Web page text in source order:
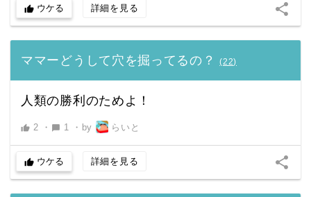
thumb_up ウケる 詳細を見る share
ママーどうして穴を掘ってるの？ (22)
人類の勝利のためよ！
thumb_up 2 ・ chat_bubble 1 ・ by らいと
thumb_up ウケる 詳細を見る share